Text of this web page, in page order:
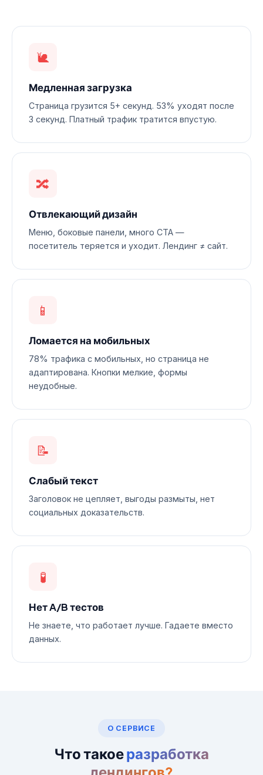
🐌
Медленная загрузка
Страница грузится 5+ секунд. 53% уходят после
3 секунд. Платный трафик тратится впустую.
🔀
Отвлекающий дизайн
Меню, боковые панели, много CTA —
посетитель теряется и уходит. Лендинг ≠ сайт.
📱
Ломается на мобильных
78% трафика с мобильных, но страница не
адаптирована. Кнопки мелкие, формы
неудобные.
📝
Слабый текст
Заголовок не цепляет, выгоды размыты, нет
социальных доказательств.
🧪
Нет A/B тестов
Не знаете, что работает лучше. Гадаете вместо
данных.
О СЕРВИСЕ
Что такоеразработка
лендингов?